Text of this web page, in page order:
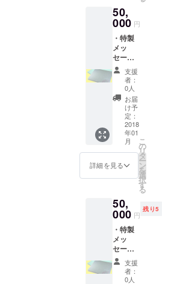
し上げ
ます。
・設立
協力リ
ストに
掲載し
たしま
す。 ・
設立完
了報告
書を郵
送いた
しま
す。 ・
サービ
ス開始
時に連
50,
000 円
・特製
メッ
セージ
入り珪
藻土バ
スマッ
ト(速乾
性抜
群、洗
濯不要)
を2個差
し上げ
ます。
・設立
協力リ
ストに
たしま
す。 ・
設立完
了報告
書を郵
送いた
しま
す。 ・
サービ
支援
者：
0人
お届
け予
定：
2018
年01
月
詳細を見る
こ
の
リ
タ
ー
ン
を
選
択
す
る
50,
000 円
残り5
・特製
メッ
セージ
入り珪
藻土バ
スマッ
支援
者：
0人